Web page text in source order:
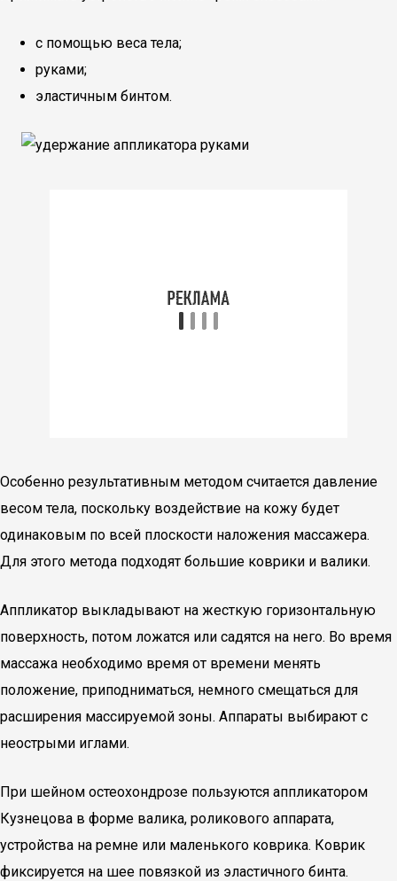
с помощью веса тела;
руками;
эластичным бинтом.
Особенно результативным методом считается давление
весом тела, поскольку воздействие на кожу будет
одинаковым по всей плоскости наложения массажера.
Для этого метода подходят большие коврики и валики.
Аппликатор выкладывают на жесткую горизонтальную
поверхность, потом ложатся или садятся на него. Во время
массажа необходимо время от времени менять
положение, приподниматься, немного смещаться для
расширения массируемой зоны. Аппараты выбирают с
неострыми иглами.
При шейном остеохондрозе пользуются аппликатором
Кузнецова в форме валика, роликового аппарата,
устройства на ремне или маленького коврика. Коврик
фиксируется на шее повязкой из эластичного бинта.